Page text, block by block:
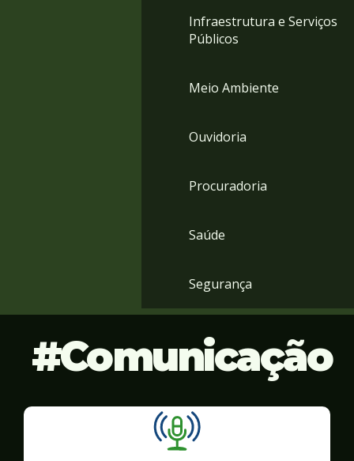
Infraestrutura e Serviços
Públicos
Meio Ambiente
Ouvidoria
Procuradoria
Saúde
Segurança
Comunicação